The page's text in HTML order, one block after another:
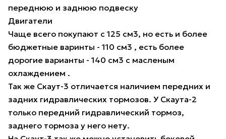
переднюю и заднюю подвеску
Двигатели
Чаще всего покупают с 125 см3, но есть и более
бюджетные варинты - 110 см3 , есть более
дорогие варианты - 140 см3 с масленым
охлаждением .
Так же Скаут-3 отличается наличием передних и
задних гидравлических тормозов. У Скаута-2
только передний гидравлический тормоз,
заднего тормоза у него нету.